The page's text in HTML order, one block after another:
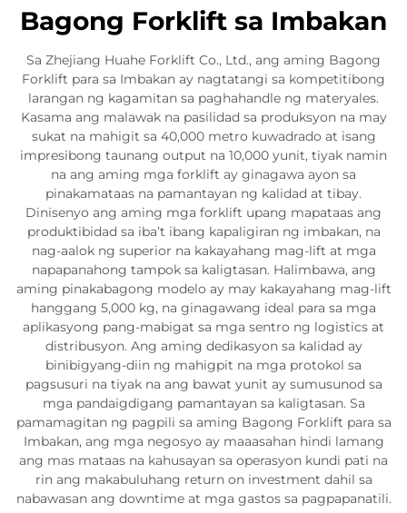
Bagong Forklift sa Imbakan
Sa Zhejiang Huahe Forklift Co., Ltd., ang aming Bagong
Forklift para sa Imbakan ay nagtatangi sa kompetitibong
larangan ng kagamitan sa paghahandle ng materyales.
Kasama ang malawak na pasilidad sa produksyon na may
sukat na mahigit sa 40,000 metro kuwadrado at isang
impresibong taunang output na 10,000 yunit, tiyak namin
na ang aming mga forklift ay ginagawa ayon sa
pinakamataas na pamantayan ng kalidad at tibay.
Dinisenyo ang aming mga forklift upang mapataas ang
produktibidad sa iba’t ibang kapaligiran ng imbakan, na
nag-aalok ng superior na kakayahang mag-lift at mga
napapanahong tampok sa kaligtasan. Halimbawa, ang
aming pinakabagong modelo ay may kakayahang mag-lift
hanggang 5,000 kg, na ginagawang ideal para sa mga
aplikasyong pang-mabigat sa mga sentro ng logistics at
distribusyon. Ang aming dedikasyon sa kalidad ay
binibigyang-diin ng mahigpit na mga protokol sa
pagsusuri na tiyak na ang bawat yunit ay sumusunod sa
mga pandaigdigang pamantayan sa kaligtasan. Sa
pamamagitan ng pagpili sa aming Bagong Forklift para sa
Imbakan, ang mga negosyo ay maaasahan hindi lamang
ang mas mataas na kahusayan sa operasyon kundi pati na
rin ang makabuluhang return on investment dahil sa
nabawasan ang downtime at mga gastos sa pagpapanatili.